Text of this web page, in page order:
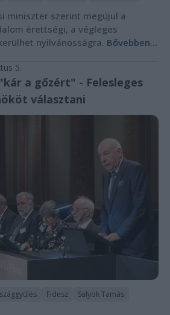
miniszter szerint megújul a
érettségi, a végleges
nyilvánosságra. Bővebben...
5.
a gőzért" - Felesleges
választani
Fidesz
Sulyok Tamás